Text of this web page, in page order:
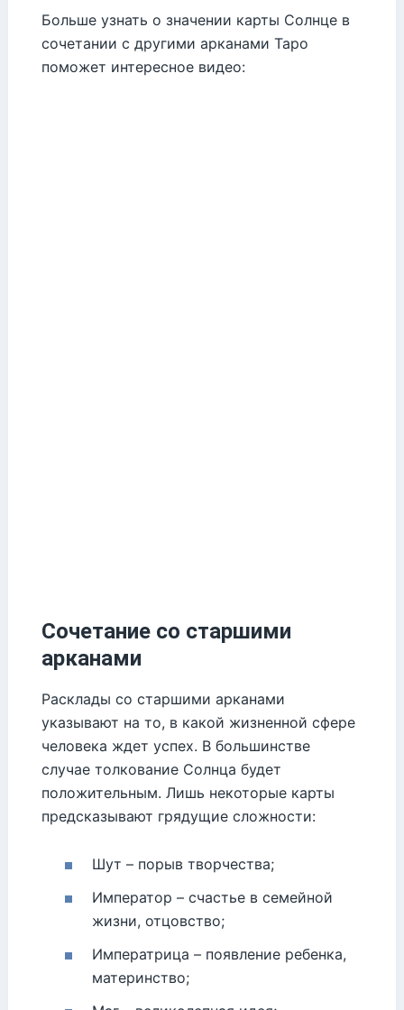
Больше узнать о значении карты Солнце в
сочетании с другими арканами Таро
поможет интересное видео:
Сочетание со старшими
арканами
Расклады со старшими арканами
указывают на то, в какой жизненной сфере
человека ждет успех. В большинстве
случае толкование Солнца будет
положительным. Лишь некоторые карты
предсказывают грядущие сложности:
Шут – порыв творчества;
Император – счастье в семейной
жизни, отцовство;
Императрица – появление ребенка,
материнство;